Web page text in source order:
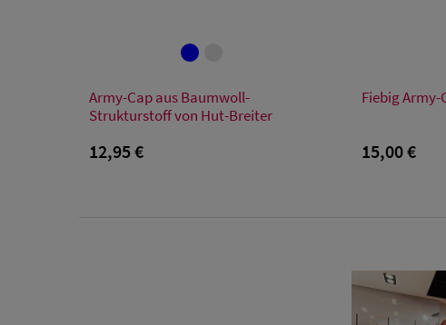
Einheitsgröße
Army-Cap aus Baumwoll-
Strukturstoff von Hut-Breiter
12,95 €
Fiebig
15,00 €